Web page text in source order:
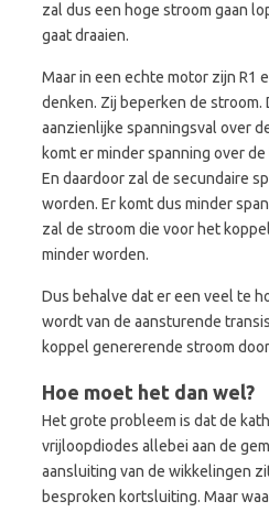
zal dus een hoge stroom gaan
gaat draaien.
Maar in een echte motor zijn R1
denken. Zij beperken de stroom.
aanzienlijke spanningsval over
komt er minder spanning over
En daardoor zal de secundaire
worden. Er komt dus minder
zal de stroom die voor het
minder worden.
Dus behalve dat er een veel te
wordt van de aansturende
koppel genererende stroom
Hoe moet het dan wel?
Het grote probleem is dat de
vrijloopdiodes allebei aan de
aansluiting van de wikkelingen
besproken kortsluiting. Maar